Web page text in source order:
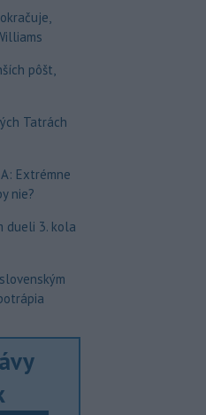
pôšt,
Tatrách
Extrémne
nie?
dueli 3. kola